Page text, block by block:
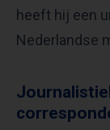
heeft hij een
Nederlandse